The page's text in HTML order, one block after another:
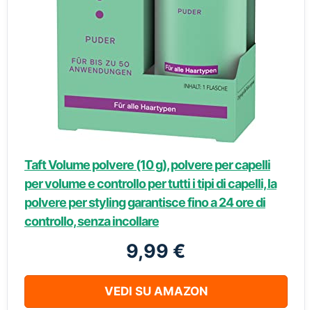
Taft Volume polvere (10 g), polvere per capelli
per volume e controllo per tutti i tipi di capelli, la
polvere per styling garantisce fino a 24 ore di
controllo, senza incollare
9,99 €
VEDI SU AMAZON